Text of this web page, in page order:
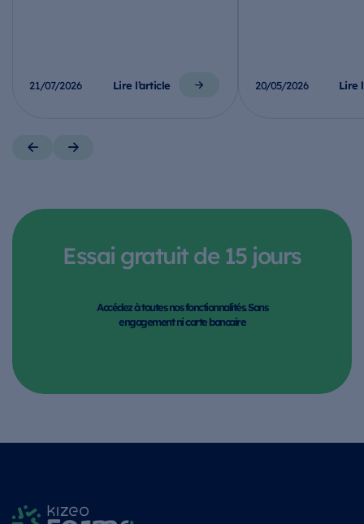
21/07/2026 Lire l’article 20/05/2026 Lire
Essai gratuit de 15 jours
Accédez à toutes nos fonctionnalités. Sans
engagement ni carte bancaire